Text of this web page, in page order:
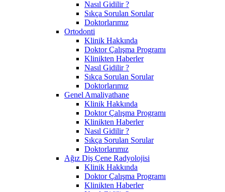
Nasıl Gidilir ?
Sıkça Sorulan Sorular
Doktorlarımız
Ortodonti
Klinik Hakkında
Doktor Çalışma Programı
Klinikten Haberler
Nasıl Gidilir ?
Sıkça Sorulan Sorular
Doktorlarımız
Genel Amaliyathane
Klinik Hakkında
Doktor Çalışma Programı
Klinikten Haberler
Nasıl Gidilir ?
Sıkça Sorulan Sorular
Doktorlarımız
Ağız Diş Çene Radyolojisi
Klinik Hakkında
Doktor Çalışma Programı
Klinikten Haberler